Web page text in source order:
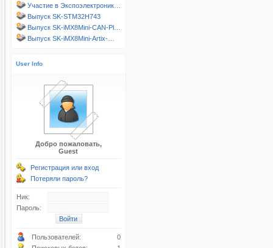
Участие в Экспоэлектроник…
Выпуск SK-STM32H743
Выпуск SK-iMX8Mini-CAN-Pl…
Выпуск SK-iMX8Mini-Artix-…
User Info
Добро пожаловать,
Guest
Регистрация или вход
Потеряли пароль?
Ник:
Пароль:
Пользователей:
0